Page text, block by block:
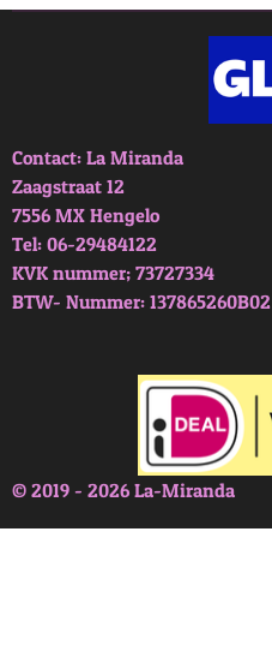
Contact: La Miranda
Zaagstraat 12
7556 MX Hengelo
Tel: 06-29484122
KVK nummer; 73727334
BTW- Nummer: 137865260B02
© 2019 - 2026 La-Miranda